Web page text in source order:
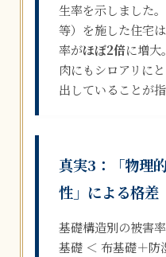
生率を示しました
等）を施した住宅
率がほぼ2倍に増大
肉にもシロアリに
出していることが
真実3：「物理
性」による格差
基礎構造別の被害
基礎 ＜ 布基礎＋防